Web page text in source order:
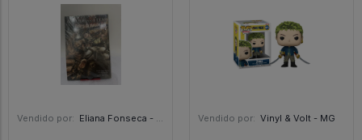
Vendido por: Eliana Fonseca - SP Vendido por: Vinyl & Volt - MG